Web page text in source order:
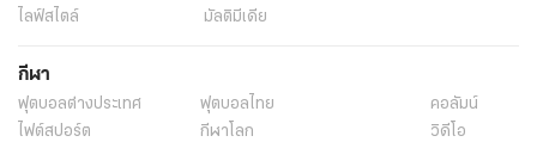
ไลฟ์สไตล์
มัลติมีเดีย
กีฬา
ฟุตบอลต่่างประเทศ ฟุตบอลไทย
คอลัมน์
ไฟต์สปอร์ต
กีฬาโลก
วิดีโอ